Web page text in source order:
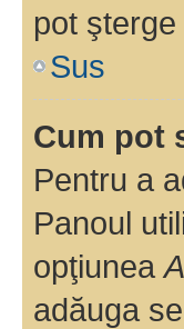
pot
Sus
Cum pot
Pentru a
Panoul
opţiunea
adăuga